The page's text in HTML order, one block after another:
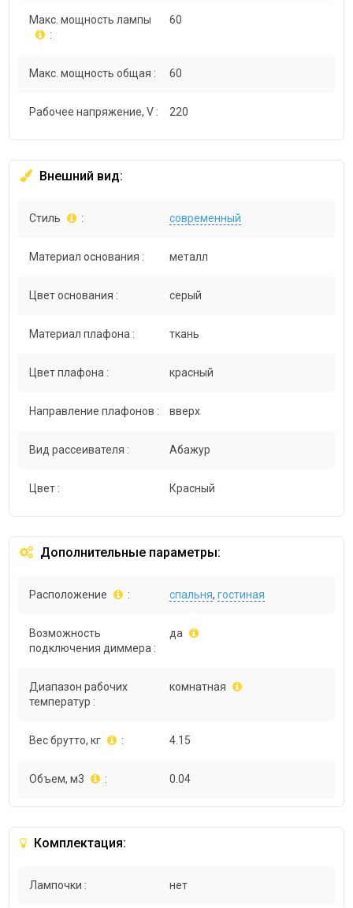
Макс. мощность лампы
:
60
Макс. мощность общая : 60
Рабочее напряжение, V : 220
Внешний вид:
Стиль : современный
Материал основания : металл
Цвет основания : серый
Материал плафона : ткань
Цвет плафона : красный
Направление плафонов : вверх
Вид рассеивателя : Абажур
Цвет : Красный
Дополнительные параметры:
Расположение : спальня,гостиная
Возможность
подключения диммера :
да
Диапазон рабочих
температур :
комнатная
Вес брутто, кг : 4.15
Объем, м3 : 0.04
Комплектация:
Лампочки : нет